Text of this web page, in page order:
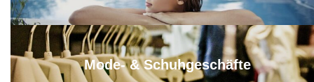
Mode- & Schuhgeschäfte